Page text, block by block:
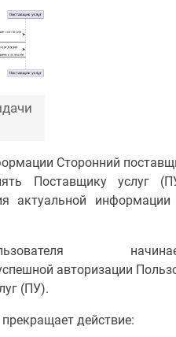
Сторонний
Поставщику услуг
актуальной
авторизации
(ПУ).
действие: